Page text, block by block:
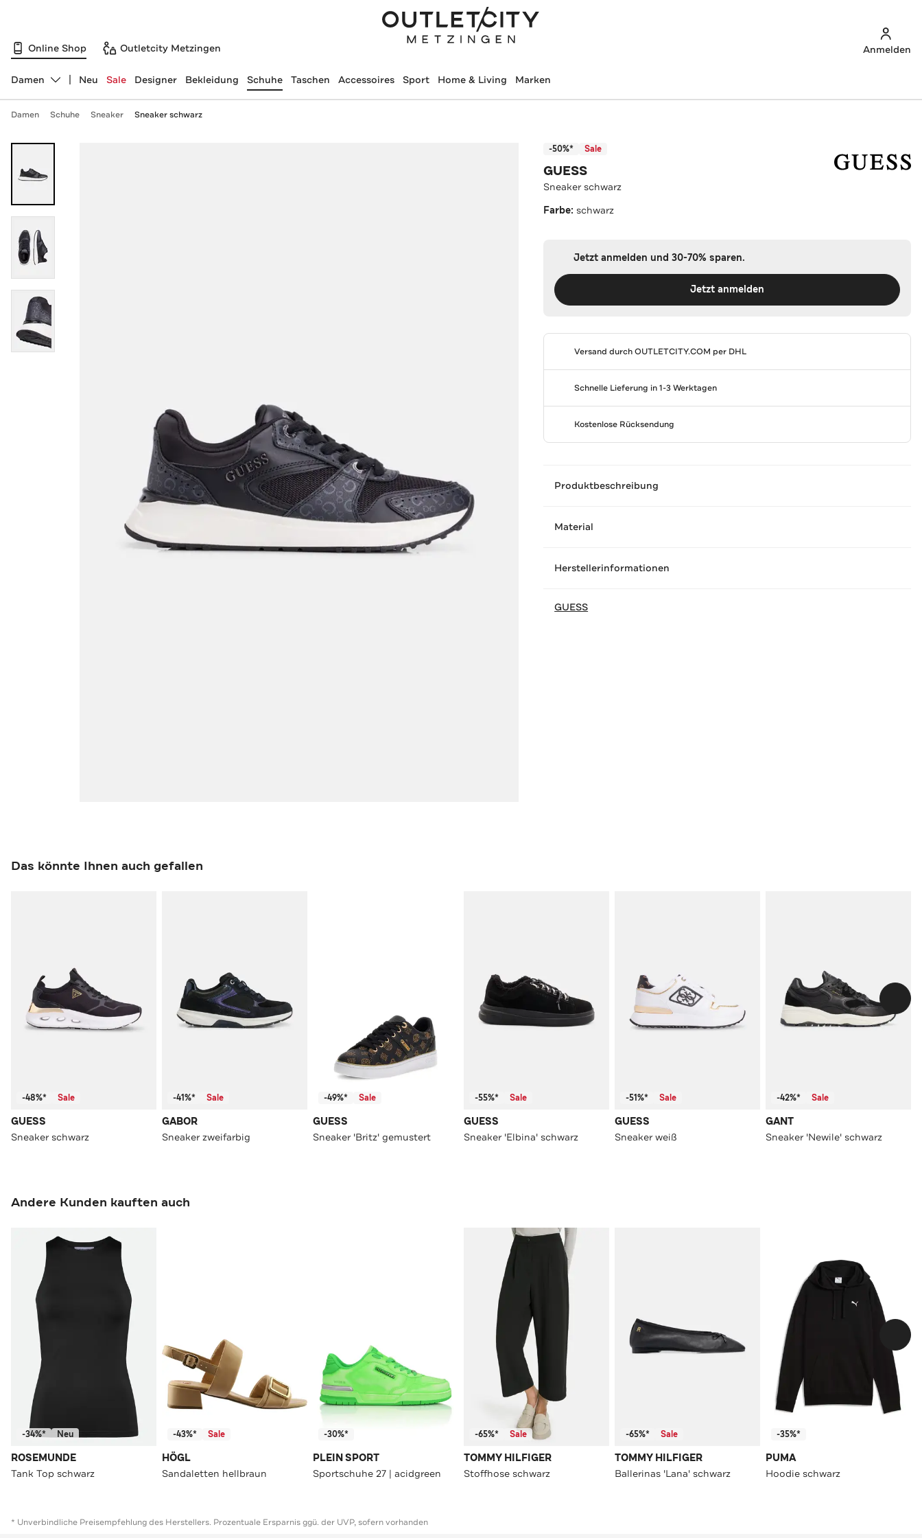
Online Shop Outletcity Metzingen Anmelden
Abteilung ändern, ausgewählt:
Damen Neu Sale Designer Bekleidung Schuhe Taschen Accessoires Sport Home & Living Marken
Damen Schuhe Sneaker Sneaker schwarz
-50%* Sale
GUESS
Sneaker schwarz
Farbe: schwarz
Jetzt anmelden und 30-70% sparen.
Jetzt anmelden
Versand durchOUTLETCITY.COM per DHL
Schnelle Lieferung in 1-3 Werktagen
Kostenlose Rücksendung
Produktbeschreibung
Material
Herstellerinformationen
GUESS
Das könnte Ihnen auch gefallen
-48%* Sale
GUESS
Sneaker schwarz
-41%* Sale
GABOR
Sneaker zweifarbig
-49%* Sale
GUESS
Sneaker 'Britz' gemustert
-55%* Sale
GUESS
Sneaker 'Elbina' schwarz
-51%* Sale
GUESS
Sneaker weiß
-42%* Sale
GANT
Sneaker 'Newile' schwarz
Andere Kunden kauften auch
-34%* Neu
ROSEMUNDE
Tank Top schwarz
-43%* Sale
HÖGL
Sandaletten hellbraun
-30%*
PLEIN SPORT
Sportschuhe 27 | acidgreen
-65%* Sale
TOMMY HILFIGER
Stoffhose schwarz
-65%* Sale
TOMMY HILFIGER
Ballerinas 'Lana' schwarz
-35%*
PUMA
Hoodie schwarz
* Unverbindliche Preisempfehlung des Herstellers. Prozentuale Ersparnis ggü. der UVP, sofern vorhanden